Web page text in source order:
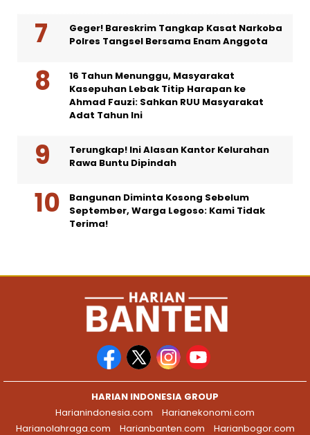
Geger! Bareskrim Tangkap Kasat Narkoba
Polres Tangsel Bersama Enam Anggota
16 Tahun Menunggu, Masyarakat
Kasepuhan Lebak Titip Harapan ke
Ahmad Fauzi: Sahkan RUU Masyarakat
Adat Tahun Ini
Terungkap! Ini Alasan Kantor Kelurahan
Rawa Buntu Dipindah
Bangunan Diminta Kosong Sebelum
September, Warga Legoso: Kami Tidak
Terima!
HARIAN INDONESIA GROUP
Harianindonesia.com
Harianekonomi.com
Harianolahraga.com
Harianbanten.com Harianbogor.com